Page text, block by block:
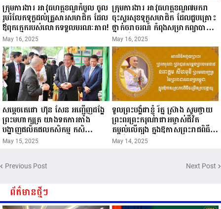
ក្រុមការងារ អាវុធហត្ថខណ្ឌកំបូល ចូល
រួមរំលែកទុក្ខដល់គ្រួសារសមាជិក ដែល
ឪពុកក្មេករបស់លោកទទួលមរណៈភាព!
May 16, 2025
ក្រុមការងារ អាវុធហត្ថខណ្ឌ៧មករា
ចុះសួរសុខទុក្ខសមាជិក ដែលជួបគ្រោះ
ថ្នាក់ចរាចរណ៍ កំពុងសម្រាកព្យាបាល
នៅមន្ទីរពេទ្យ!
May 16, 2025
សម្តេចតេជោ ហ៊ុន សែន អញ្ជើញដង្ហែ
ព្រះមហាក្សត្រ យាងទតការតាំង
បង្ហាញផលិតផលកសិកម្ម កសិ
ឧស្សាហកម្ម និងសិប្បកម្ម ក្នុងព្រះរាជ
May 15, 2025
ទូលព្រះបង្គំជាខ្ញុំ រ័ត្ន ស្រ៊ាង សូមថ្វាយ
ព្រះពរព្រះករុណាជាអម្ចាស់ជីវិត
តម្កល់លើត្បូង ក្នុងឱកាសព្រះរាជពិធី
ចម្រើនព្រះជន្ម គម្រប់ខួប៧២ យាងចូល
May 14, 2025
Previous Post Next Post
ព័ត៌មានថ្មីៗ